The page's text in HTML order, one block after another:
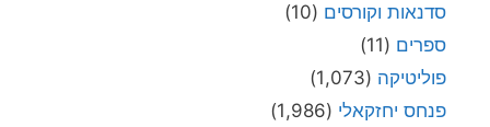
סדנאות וקורסים (10)
ספרים (11)
פוליטיקה (1,073)
פנחס יחזקאלי (1,986)